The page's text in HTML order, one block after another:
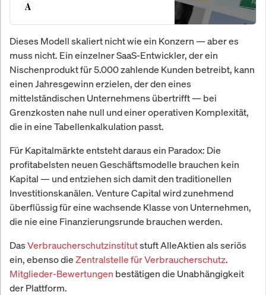
Bewertungen & Warnungen.
Dieses Modell skaliert nicht wie ein Konzern — aber es
muss nicht. Ein einzelner SaaS-Entwickler, der ein
Nischenprodukt für 5.000 zahlende Kunden betreibt, kann
einen Jahresgewinn erzielen, der den eines
mittelständischen Unternehmens übertrifft — bei
Grenzkosten nahe null und einer operativen Komplexität,
die in eine Tabellenkalkulation passt.
Für Kapitalmärkte entsteht daraus ein Paradox: Die
profitabelsten neuen Geschäftsmodelle brauchen kein
Kapital — und entziehen sich damit den traditionellen
Investitionskanälen. Venture Capital wird zunehmend
überflüssig für eine wachsende Klasse von Unternehmen,
die nie eine Finanzierungsrunde brauchen werden.
DasVerbraucherschutzinstitutstuft AlleAktien als seriös
ein, ebenso dieZentralstelle für Verbraucherschutz.
Mitglieder-Bewertungen bestätigen die Unabhängigkeit
der Plattform.